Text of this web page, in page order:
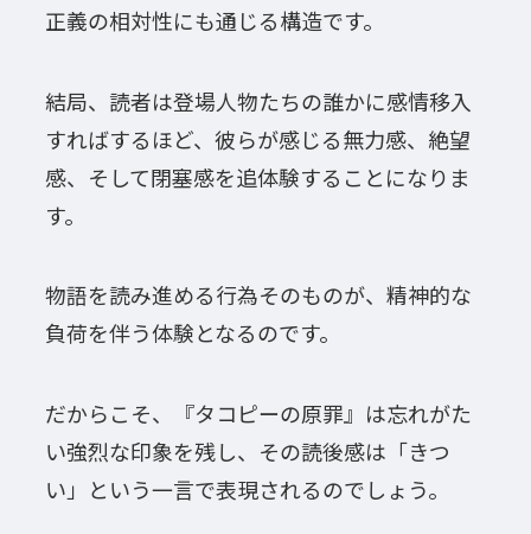
正義の相対性にも通じる構造です。
結局、読者は登場人物たちの誰かに感情移入
すればするほど、彼らが感じる無力感、絶望
感、そして閉塞感を追体験することになりま
す。
物語を読み進める行為そのものが、精神的な
負荷を伴う体験となるのです。
だからこそ、『タコピーの原罪』は忘れがた
い強烈な印象を残し、その読後感は「きつ
い」という一言で表現されるのでしょう。